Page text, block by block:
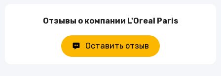
Отзывы о компании L'Oreal Paris
Оставить отзыв